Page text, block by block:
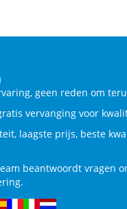
geen reden om
vervanging voor
laagste prijs, beste
beantwoordt vragen